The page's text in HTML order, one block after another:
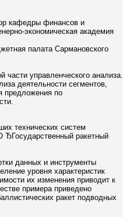
кафедры финансов и
экономическая академия
палата Сармановского
части управленческого анализа.
деятельности сегментов,
предложения по
технических систем
ракетный
данных и инструменты
уровня характеристик
их изменения приводит к
примера приведено
ракет подводных